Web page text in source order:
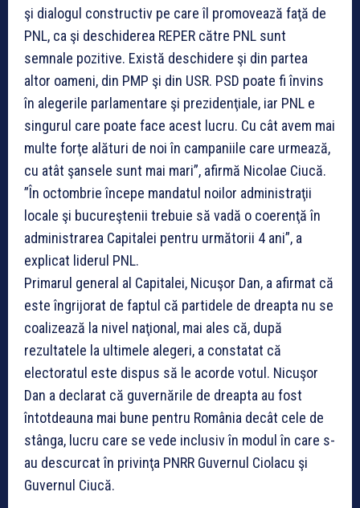
şi dialogul constructiv pe care îl promovează faţă de
PNL, ca şi deschiderea REPER către PNL sunt
semnale pozitive. Există deschidere şi din partea
altor oameni, din PMP şi din USR. PSD poate fi învins
în alegerile parlamentare şi prezidenţiale, iar PNL e
singurul care poate face acest lucru. Cu cât avem mai
multe forţe alături de noi în campaniile care urmează,
cu atât şansele sunt mai mari”, afirmă Nicolae Ciucă.
”În octombrie începe mandatul noilor administraţii
locale şi bucureştenii trebuie să vadă o coerenţă în
administrarea Capitalei pentru următorii 4 ani”, a
explicat liderul PNL.
Primarul general al Capitalei, Nicuşor Dan, a afirmat că
este îngrijorat de faptul că partidele de dreapta nu se
coalizează la nivel naţional, mai ales că, după
rezultatele la ultimele alegeri, a constatat că
electoratul este dispus să le acorde votul. Nicuşor
Dan a declarat că guvernările de dreapta au fost
întotdeauna mai bune pentru România decât cele de
stânga, lucru care se vede inclusiv în modul în care s-
au descurcat în privinţa PNRR Guvernul Ciolacu şi
Guvernul Ciucă.